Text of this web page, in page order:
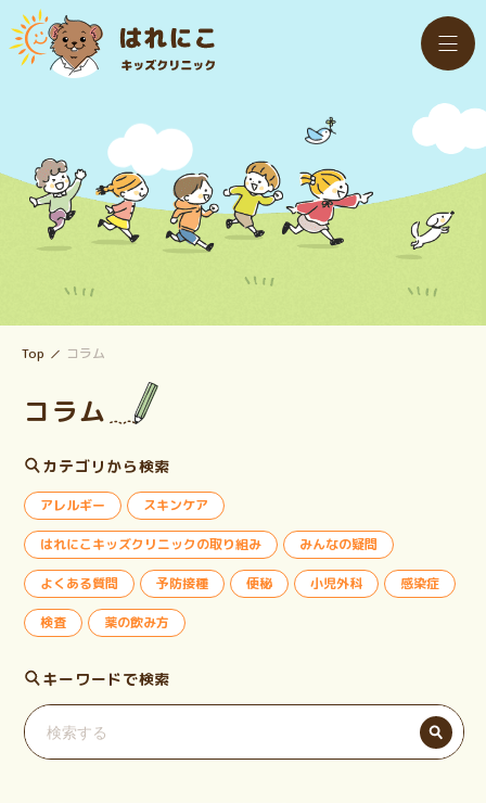
Top コラム
コラム
カテゴリから検索
アレルギー スキンケア
はれにこキッズクリニックの取り組み みんなの疑問
よくある質問 予防接種 便秘 小児外科 感染症
検査 薬の飲み方
キーワードで検索